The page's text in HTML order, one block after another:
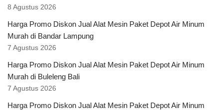
8 Agustus 2026
Harga Promo Diskon Jual Alat Mesin Paket Depot Air Minum
Murah di Bandar Lampung
7 Agustus 2026
Harga Promo Diskon Jual Alat Mesin Paket Depot Air Minum
Murah di Buleleng Bali
7 Agustus 2026
Harga Promo Diskon Jual Alat Mesin Paket Depot Air Minum